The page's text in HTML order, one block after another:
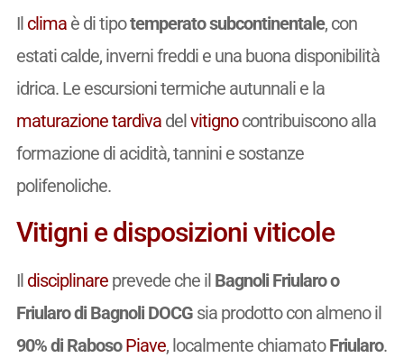
Il climaè di tipotemperato subcontinentale, con
estati calde, inverni freddi e una buona disponibilità
idrica. Le escursioni termiche autunnali e la
maturazionetardivadelvitignocontribuiscono alla
formazione di acidità, tannini e sostanze
polifenoliche.
Vitigni e disposizioni viticole
Il disciplinareprevede che il Bagnoli Friularo o
Friularo di Bagnoli DOCGsia prodotto con almeno il
90% di RabosoPiave, localmente chiamatoFriularo.